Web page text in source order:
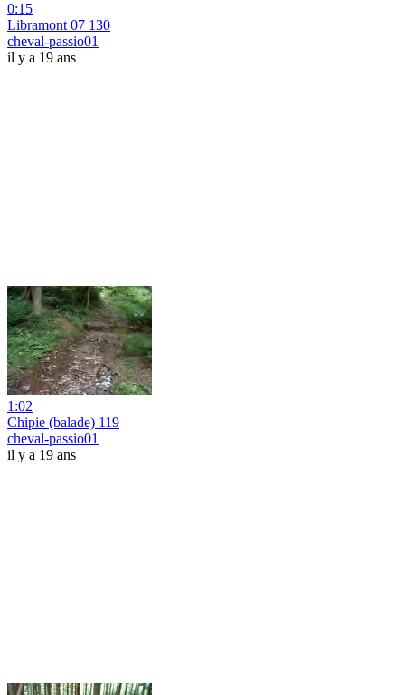
0:15
Libramont 07 130
cheval-passio01
il y a 19 ans
1:02
Chipie (balade) 119
cheval-passio01
il y a 19 ans